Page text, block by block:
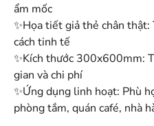
ẩm mốc
✨Họa tiết giả thẻ chân
cách tinh tế
✨Kích thước 300x600mm:
gian và chi phí
✨Ứng dụng linh hoạt: Phù
phòng tắm, quán café, nhà